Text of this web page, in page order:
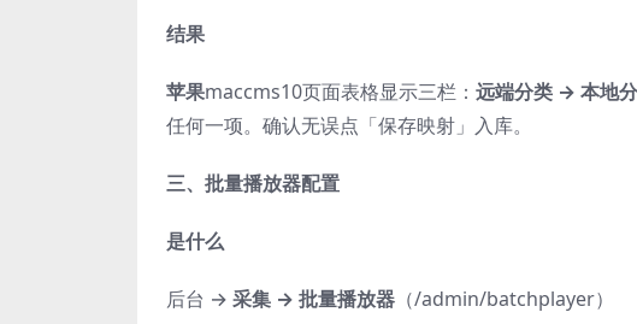
结果
苹果maccms10页面表格显示三栏： 远端分类 → 本地
任何一项。确认无误点「保存映射」入库。
三、批量播放器配置
是什么
后台 → 采集 → 批量播放器 （/admin/batchplayer）